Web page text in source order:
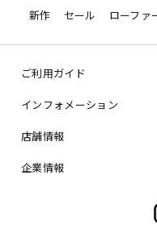
新作 セール ローファ
ご利用ガイド
インフォメーション
店舗情報
企業情報